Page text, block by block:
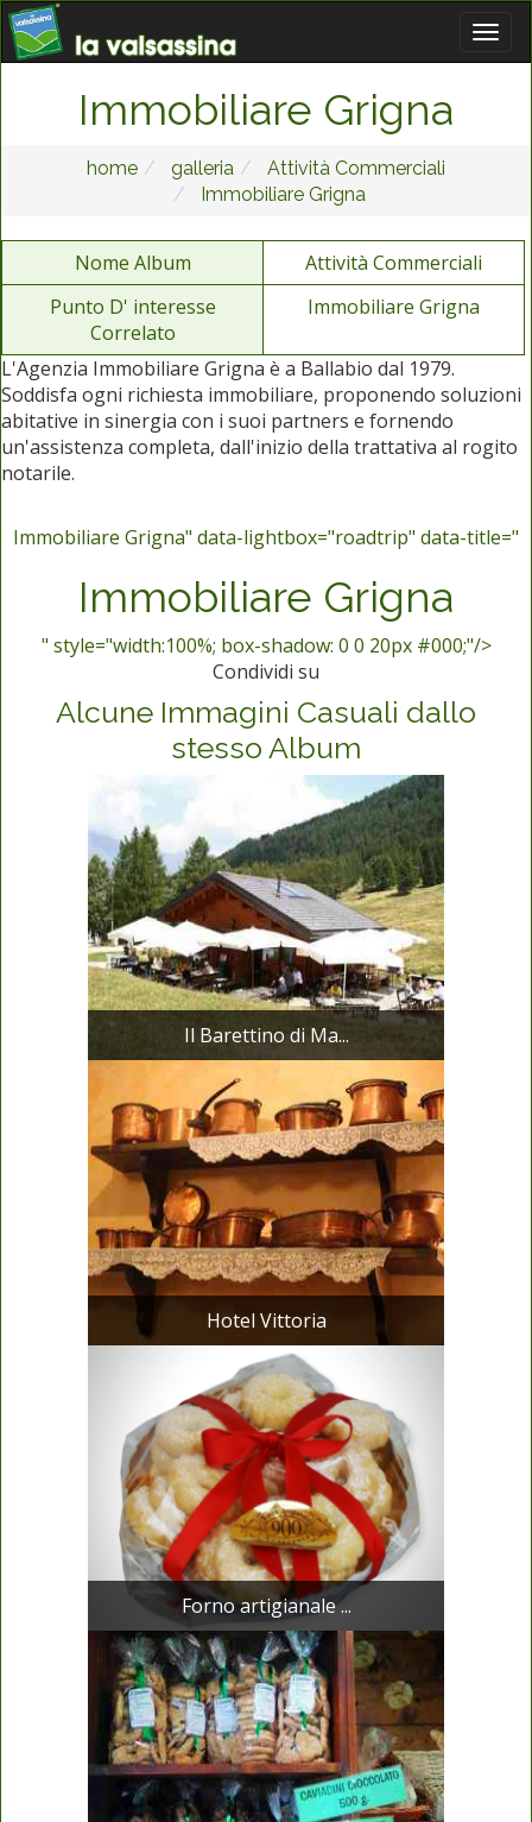
Immobiliare Grigna
home galleria
Attività Commerciali
Immobiliare Grigna
Nome Album
Attività Commerciali
Punto D' interesse
Correlato
Immobiliare Grigna
L'Agenzia Immobiliare Grigna è a Ballabio dal 1979.
Soddisfa ogni richiesta immobiliare, proponendo soluzioni
abitative in sinergia con i suoi partners e fornendo
un'assistenza completa, dall'inizio della trattativa al rogito
notarile.
Immobiliare Grigna" data-lightbox="roadtrip" data-title="
Immobiliare Grigna
" style="width:100%; box-shadow: 0 0 20px #000;"/>
Condividi su
Alcune Immagini Casuali dallo
stesso Album
Il Barettino di Ma...
Hotel Vittoria
Forno artigianale ...